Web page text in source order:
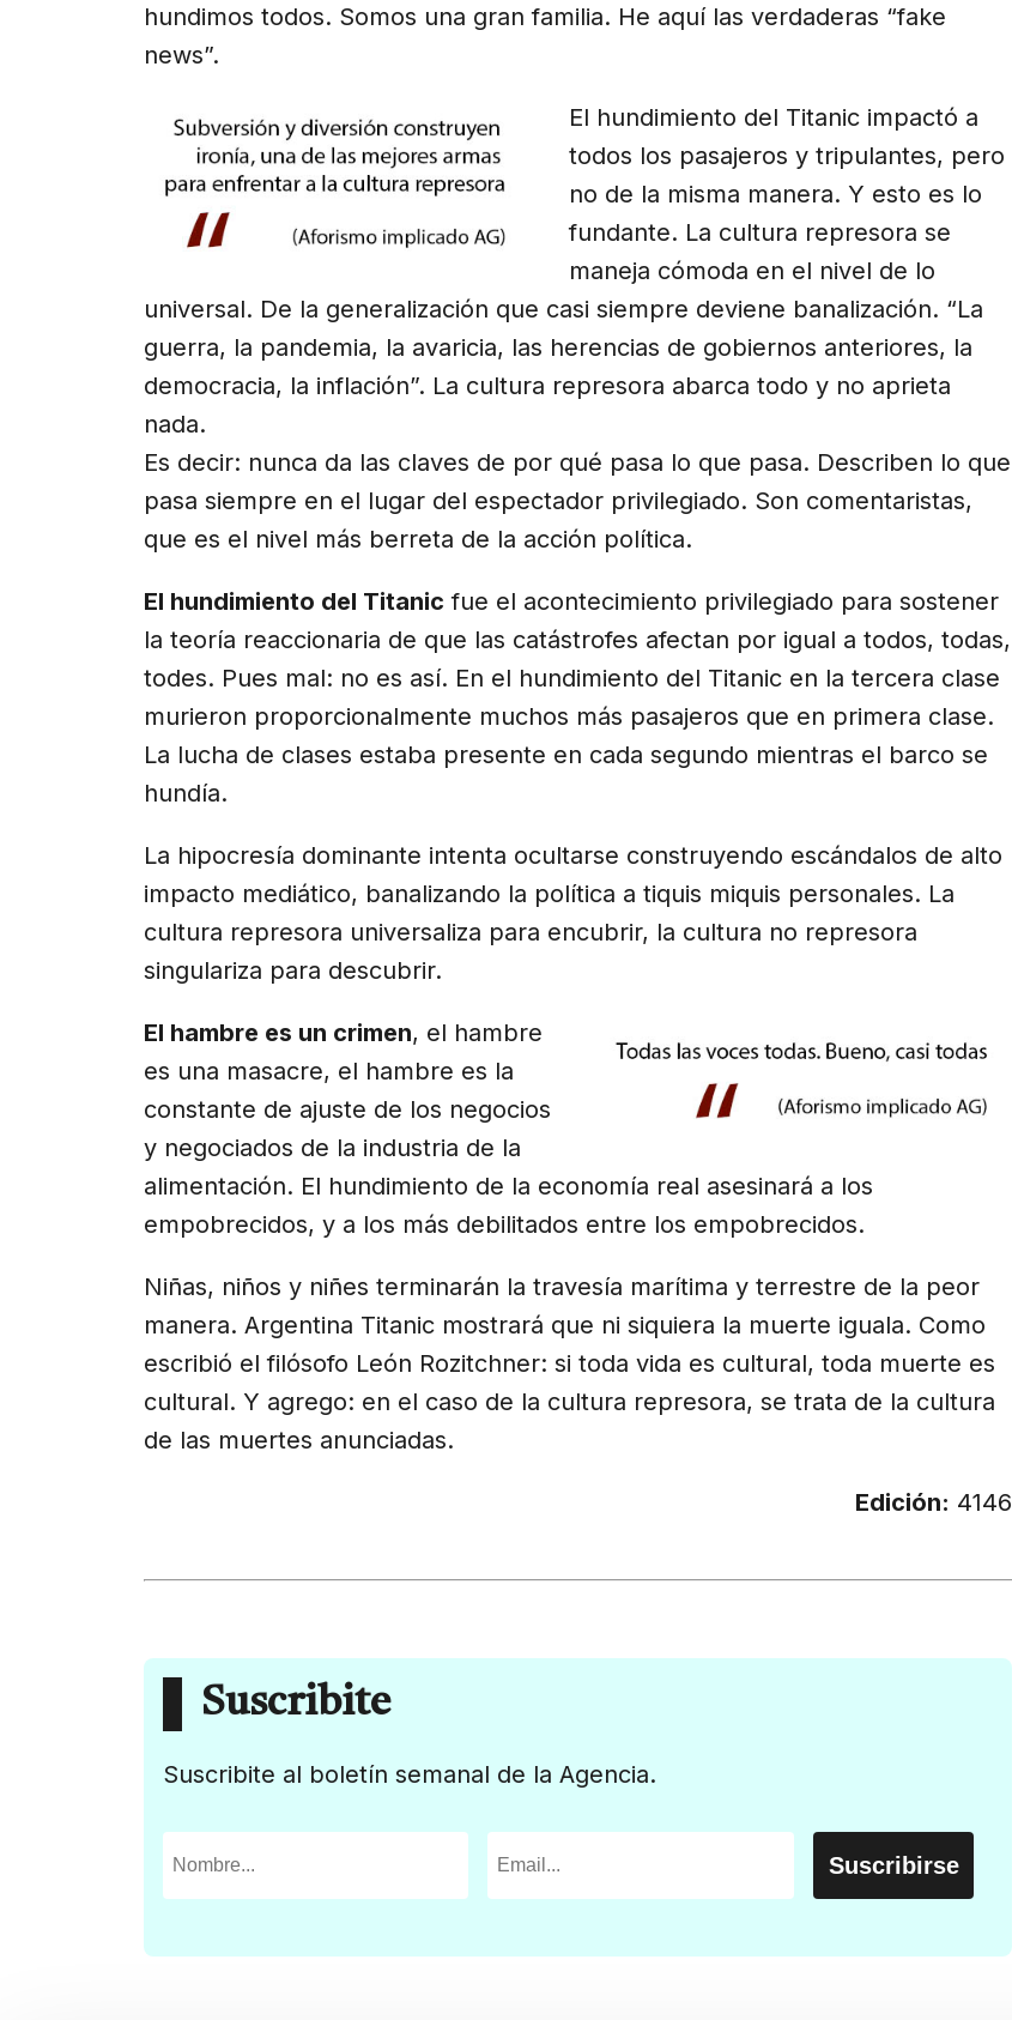
hundimos todos. Somos una gran familia. He aquí las verdaderas “fake
news”.
El hundimiento del Titanic impactó a
todos los pasajeros y tripulantes, pero
no de la misma manera. Y esto es lo
fundante. La cultura represora se
maneja cómoda en el nivel de lo
universal. De la generalización que casi siempre deviene banalización. “La
guerra, la pandemia, la avaricia, las herencias de gobiernos anteriores, la
democracia, la inflación”. La cultura represora abarca todo y no aprieta
nada.
Es decir: nunca da las claves de por qué pasa lo que pasa. Describen lo que
pasa siempre en el lugar del espectador privilegiado. Son comentaristas,
que es el nivel más berreta de la acción política.
El hundimiento del Titanic fue el acontecimiento privilegiado para sostener
la teoría reaccionaria de que las catástrofes afectan por igual a todos, todas,
todes. Pues mal: no es así. En el hundimiento del Titanic en la tercera clase
murieron proporcionalmente muchos más pasajeros que en primera clase.
La lucha de clases estaba presente en cada segundo mientras el barco se
hundía.
La hipocresía dominante intenta ocultarse construyendo escándalos de alto
impacto mediático, banalizando la política a tiquis miquis personales. La
cultura represora universaliza para encubrir, la cultura no represora
singulariza para descubrir.
El hambre es un crimen, el hambre
es una masacre, el hambre es la
constante de ajuste de los negocios
y negociados de la industria de la
alimentación. El hundimiento de la economía real asesinará a los
empobrecidos, y a los más debilitados entre los empobrecidos.
Niñas, niños y niñes terminarán la travesía marítima y terrestre de la peor
manera. Argentina Titanic mostrará que ni siquiera la muerte iguala. Como
escribió el filósofo León Rozitchner: si toda vida es cultural, toda muerte es
cultural. Y agrego: en el caso de la cultura represora, se trata de la cultura
de las muertes anunciadas.
Edición: 4146
Suscribite
Suscribite al boletín semanal de la Agencia.